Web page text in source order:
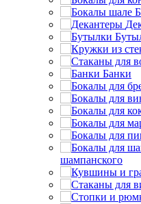
Банки
шампанского